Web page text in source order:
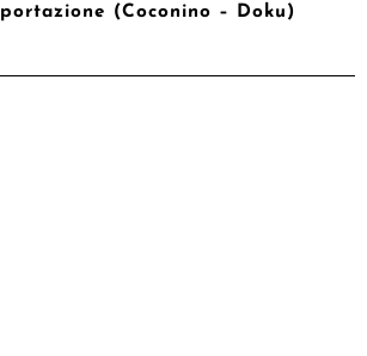
(Coconino – Doku)